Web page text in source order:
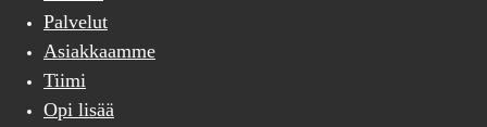
Palvelut
Asiakkaamme
Tiimi
Opi lisää